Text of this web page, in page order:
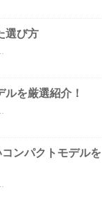
選び方
を厳選紹介！
ンパクトモデルを